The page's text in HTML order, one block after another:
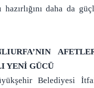
hazırlığını daha da
YENİ GÜCÜ
Belediyesi